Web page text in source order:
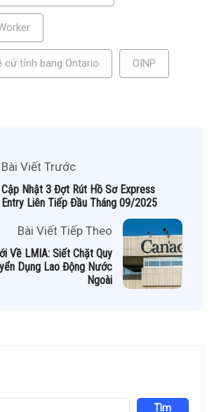
cử tỉnh bang Ontario OINP
Bài Viết Trước
Cập Nhật 3 Đợt Rút Hồ Sơ Express
Entry Liên Tiếp Đầu Tháng 09/2025
Bài Viết Tiếp Theo
Về LMIA: Siết Chặt Quy
Dụng Lao Động Nước
Ngoài
Tìm